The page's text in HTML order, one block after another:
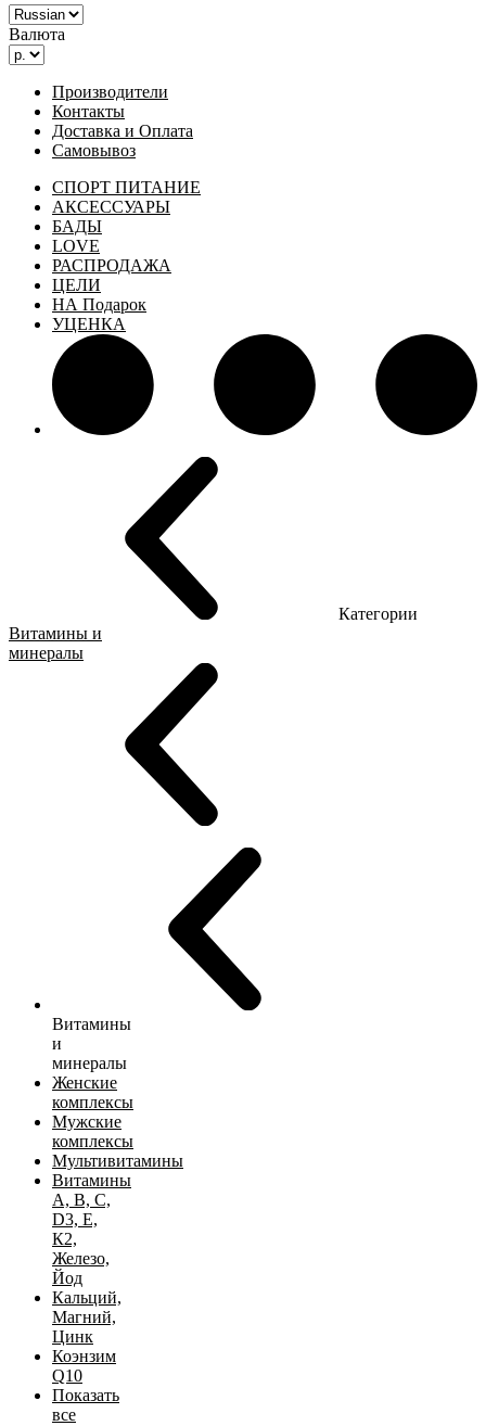
Валюта
Производители
Контакты
Доставка и Оплата
Самовывоз
СПОРТ ПИТАНИЕ
АКСЕССУАРЫ
БАДЫ
LOVE
РАСПРОДАЖА
ЦЕЛИ
НА Подарок
УЦЕНКА
Категории
Витамины и
минералы
Витамины
и
минералы
Женские
комплексы
Мужские
комплексы
Мультивитамины
Витамины
А, B, C,
D3, Е,
К2,
Железо,
Йод
Кальций,
Магний,
Цинк
Коэнзим
Q10
Показать
все